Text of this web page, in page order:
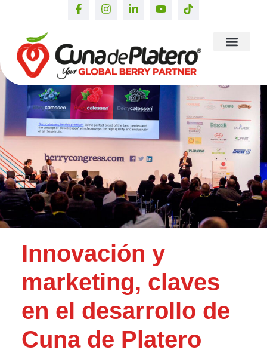
Innovación y
marketing, claves
en el desarrollo de
Cuna de Platero